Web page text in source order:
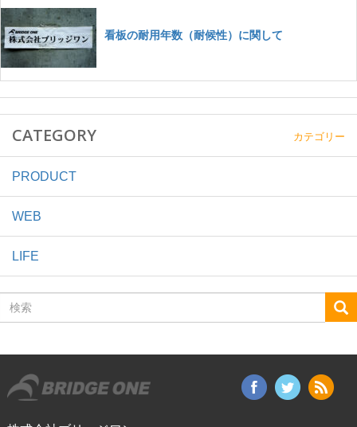
CATEGORY カテゴリー
PRODUCT
WEB
LIFE